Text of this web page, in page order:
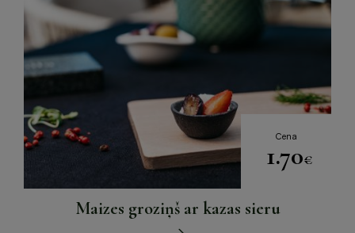
Cena
1.70€
Maizes groziņš ar kazas sieru